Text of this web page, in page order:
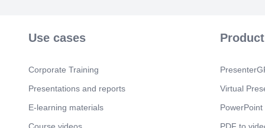
Use cases
Corporate Training
Presentations and reports
E-learning materials
Product
Virtual